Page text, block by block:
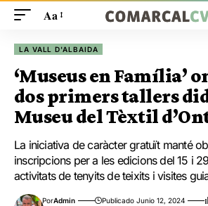
Aa
LA VALL D'ALBAIDA
‘Museus en Família’
dos primers tallers
Museu del Tèxtil
La iniciativa de caràcter gratuït manté
inscripcions per a les edicions del 15 i
activitats de tenyits de teixits i visites
PorAdmin Publicado Junio 12, 2024